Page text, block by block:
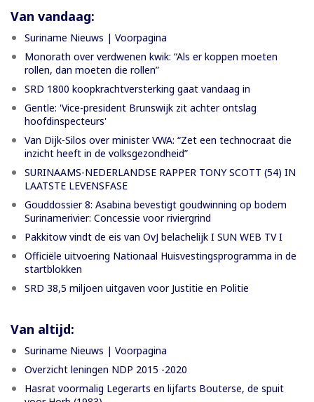
Van vandaag:
Suriname Nieuws | Voorpagina
Monorath over verdwenen kwik: “Als er koppen moeten
rollen, dan moeten die rollen”
SRD 1800 koopkrachtversterking gaat vandaag in
Gentle: 'Vice-president Brunswijk zit achter ontslag
hoofdinspecteurs'
Van Dijk-Silos over minister VWA: “Zet een technocraat die
inzicht heeft in de volksgezondheid”
SURINAAMS-NEDERLANDSE RAPPER TONY SCOTT (54) IN
LAATSTE LEVENSFASE
Gouddossier 8: Asabina bevestigt goudwinning op bodem
Surinamerivier: Concessie voor riviergrind
Pakkitow vindt de eis van OvJ belachelijk I SUN WEB TV I
Officiële uitvoering Nationaal Huisvestingsprogramma in de
startblokken
SRD 38,5 miljoen uitgaven voor Justitie en Politie
Van altijd:
Suriname Nieuws | Voorpagina
Overzicht leningen NDP 2015 -2020
Hasrat voormalig Legerarts en lijfarts Bouterse, de spuit